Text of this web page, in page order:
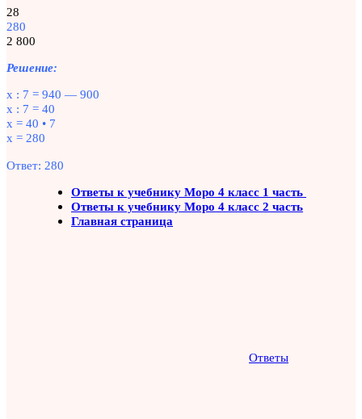
28
280
2 800
Решение:
х : 7 = 940 — 900
х : 7 = 40
х = 40 • 7
х = 280
Ответ: 280
Ответы к учебнику Моро 4 класс 1 часть
Ответы к учебнику Моро 4 класс 2 часть
Главная страница
Ответы